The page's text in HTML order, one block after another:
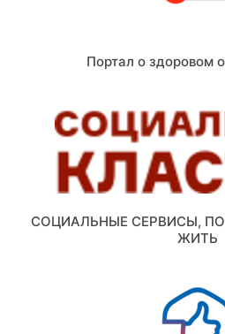
Портал о здоровом
СОЦИАЛЬНЫЕ СЕРВИСЫ,
ЖИТЬ